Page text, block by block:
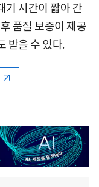
기 시간이 짧아 간
품질 보증이 제공
받을 수 있다.